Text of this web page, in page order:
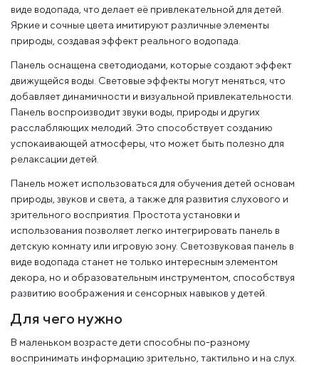
виде водопада, что делает её привлекательной для детей.
Яркие и сочные цвета имитируют различные элементы
природы, создавая эффект реального водопада.
Панель оснащена светодиодами, которые создают эффект
движущейся воды. Световые эффекты могут меняться, что
добавляет динамичности и визуальной привлекательности.
Панель воспроизводит звуки воды, природы и других
расслабляющих мелодий. Это способствует созданию
успокаивающей атмосферы, что может быть полезно для
релаксации детей.
Панель может использоваться для обучения детей основам
природы, звуков и света, а также для развития слухового и
зрительного восприятия. Простота установки и
использования позволяет легко интегрировать панель в
детскую комнату или игровую зону. Светозвуковая панель в
виде водопада станет не только интересным элементом
декора, но и образовательным инструментом, способствуя
развитию воображения и сенсорных навыков у детей.
Для чего нужно
В маленьком возрасте дети способны по-разному
воспринимать информацию зрительно, тактильно и на слух.